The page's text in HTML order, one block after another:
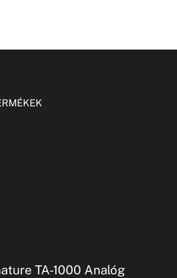
TA-1000 Analóg